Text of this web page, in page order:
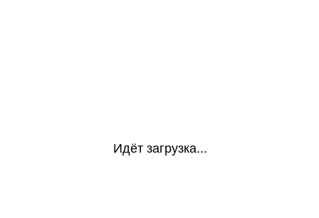
Идёт загрузка...